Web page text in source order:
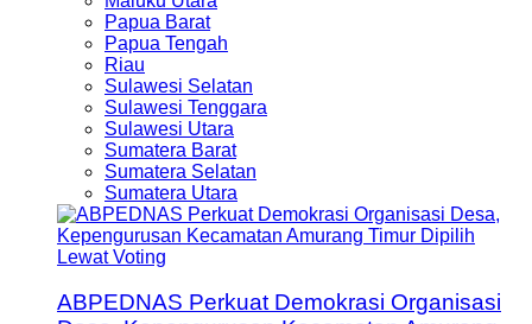
Papua Barat
Papua Tengah
Riau
Sulawesi Selatan
Sulawesi Tenggara
Sulawesi Utara
Sumatera Barat
Sumatera Selatan
Sumatera Utara
ABPEDNAS Perkuat Demokrasi Organisasi